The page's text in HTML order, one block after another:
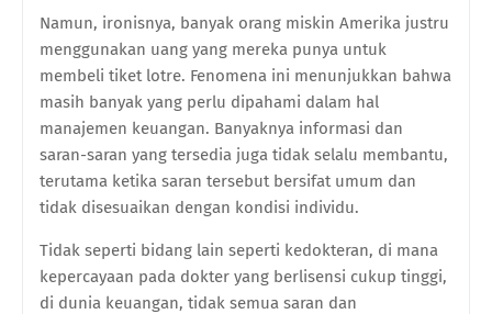
Namun, ironisnya, banyak orang miskin Amerika justru
menggunakan uang yang mereka punya untuk
membeli tiket lotre. Fenomena ini menunjukkan bahwa
masih banyak yang perlu dipahami dalam hal
manajemen keuangan. Banyaknya informasi dan
saran-saran yang tersedia juga tidak selalu membantu,
terutama ketika saran tersebut bersifat umum dan
tidak disesuaikan dengan kondisi individu.
Tidak seperti bidang lain seperti kedokteran, di mana
kepercayaan pada dokter yang berlisensi cukup tinggi,
di dunia keuangan, tidak semua saran dan